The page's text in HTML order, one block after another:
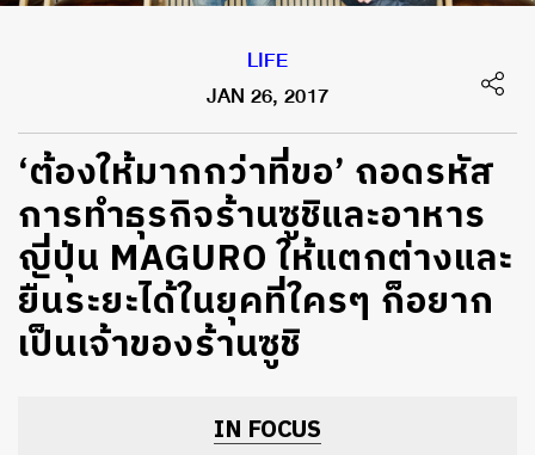
LIFE
JAN 26, 2017
‘ต้องให้มากกว่าที่ขอ’ ถอดรหัส
การทำธุรกิจร้านซูชิและอาหาร
ญี่ปุ่น MAGURO ให้แตกต่างและ
ยืนระยะได้ในยุคที่ใครๆ ก็อยาก
เป็นเจ้าของร้านซูชิ
IN FOCUS